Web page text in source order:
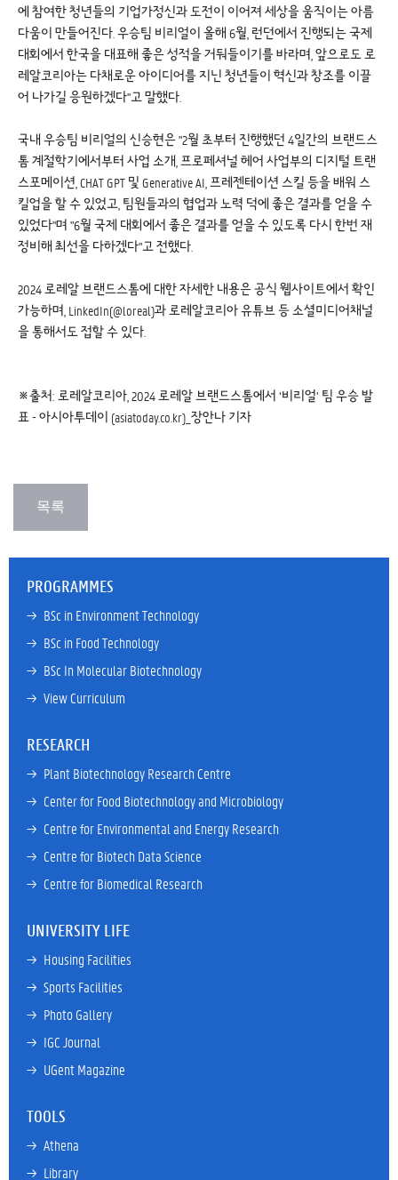
에 참여한 청년들의 기업가정신과 도전이 이어져 세상을 움직이는 아름
다움이 만들어진다. 우승팀 비리얼이 올해 6월, 런던에서 진행되는 국제
대회에서 한국을 대표해 좋은 성적을 거둬들이기를 바라며, 앞으로도 로
레알코리아는 다채로운 아이디어를 지닌 청년들이 혁신과 창조를 이끌
어 나가길 응원하겠다"고 말했다.
국내 우승팀 비리얼의 신승현은 "2월 초부터 진행했던 4일간의 브랜드스
톰 계절학기에서부터 사업 소개, 프로페셔널 헤어 사업부의 디지털 트랜
스포메이션, CHAT GPT 및 Generative AI, 프레젠테이션 스킬 등을 배워 스
킬업을 할 수 있었고, 팀원들과의 협업과 노력 덕에 좋은 결과를 얻을 수
있었다"며 "6월 국제 대회에서 좋은 결과를 얻을 수 있도록 다시 한번 재
정비해 최선을 다하겠다"고 전했다.
2024 로레알 브랜드스톰에 대한 자세한 내용은 공식 웹사이트에서 확인
가능하며, LinkedIn(@loreal)과 로레알코리아 유튜브 등 소셜미디어채널
을 통해서도 접할 수 있다.
※출처: 로레알코리아, 2024 로레알 브랜드스톰에서 ‘비리얼’ 팀 우승 발
표 - 아시아투데이 (asiatoday.co.kr) _장안나 기자
PROGRAMMES
→ BSc in Environment Technology
→ BSc in Food Technology
→ BSc In Molecular Biotechnology
→ View Curriculum
RESEARCH
→ Plant Biotechnology Research Centre
→ Center for Food Biotechnology and Microbiology
→ Centre for Environmental and Energy Research
→ Centre for Biotech Data Science
→ Centre for Biomedical Research
UNIVERSITY LIFE
→ Housing Facilities
→ Sports Facilities
→ Photo Gallery
→ IGC Journal
→ UGent Magazine
TOOLS
→ Athena
→ Library